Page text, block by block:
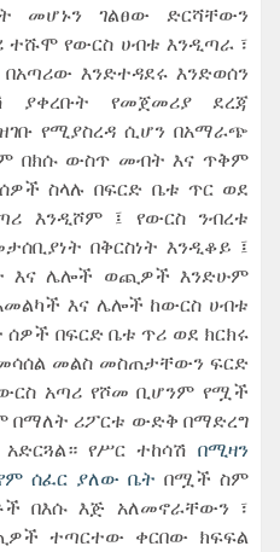
መሆኑን ገልፀው ድርሻቸውን
የውርስ ሀብቱ እንዲጣራ ፣
እንድተዳደሩ እንድወሰን
ያቀረቡት የመጀመሪያ ደረጃ
የሚያስረዳ ሲሆን በአማራጭ
በክሱ ውስጥ መብት እና ጥቅም
ስላሉ በፍርድ ቤቱ ጥር ወደ
እንዲሾም ፤ የውርስ ንብረቱ
በቅርስነት እንዲቆይ ፤
እና ሌሎች ወጪዎች እንድሁም
እና ሌሎች ከውርስ ሀብቱ
በፍርድ ቤቱ ጥሪ ወደ ክርክሩ
መልስ መስጠታቸውን ፍርድ
አጣሪ የሾመ ቢሆንም የሟች
በማለት ሪፖርቱ ውድቅ በማድረግ
የሥር ተከሳሽ በሚዛን
ሰፈር ያለው ቤት በሟች ስም
በእሱ እጅ አለመኖራቸውን ፣
ተጣርተው ቀርበው ክፍፍል